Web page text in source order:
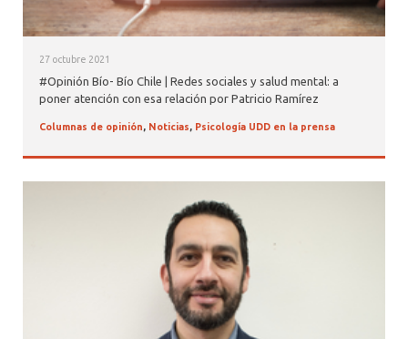
27 octubre 2021
#Opinión Bío- Bío Chile | Redes sociales y salud mental: a
poner atención con esa relación por Patricio Ramírez
Columnas de opinión, Noticias, Psicología UDD en la prensa